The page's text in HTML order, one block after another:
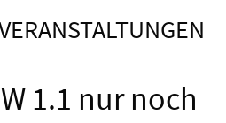
1.1 nur noch